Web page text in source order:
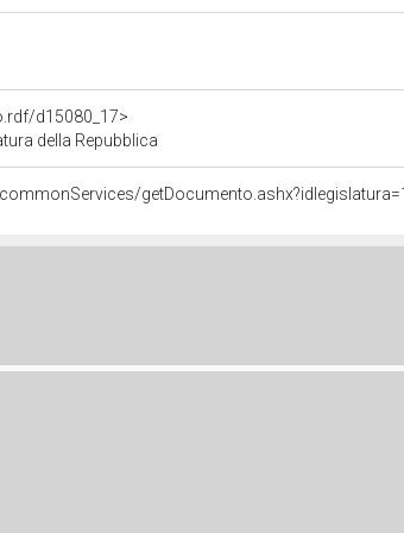
d15080_17>
della Repubblica